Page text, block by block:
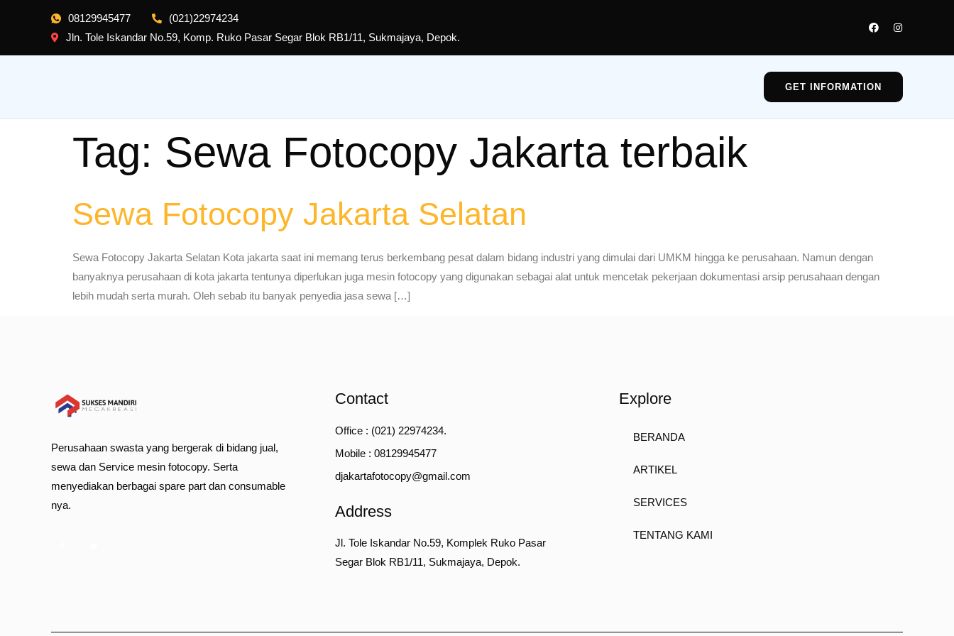
08129945477
(021)22974234
Jln. Tole Iskandar No.59, Komp. Ruko Pasar Segar Blok RB1/11, Sukmajaya, Depok.
GET INFORMATION
Tag: Sewa Fotocopy Jakarta terbaik
Sewa Fotocopy Jakarta Selatan
Sewa Fotocopy Jakarta Selatan Kota jakarta saat ini memang terus berkembang pesat dalam bidang industri yang dimulai dari UMKM hingga ke perusahaan. Namun dengan
banyaknya perusahaan di kota jakarta tentunya diperlukan juga mesin fotocopy yang digunakan sebagai alat untuk mencetak pekerjaan dokumentasi arsip perusahaan dengan
lebih mudah serta murah. Oleh sebab itu banyak penyedia jasa sewa […]
Perusahaan swasta yang bergerak di bidang jual,
sewa dan Service mesin fotocopy. Serta
menyediakan berbagai spare part dan consumable
nya.
Contact
Office : (021) 22974234.
Mobile : 08129945477
djakartafotocopy@gmail.com
Address
Jl. Tole Iskandar No.59, Komplek Ruko Pasar
Segar Blok RB1/11, Sukmajaya, Depok.
Explore
BERANDA
ARTIKEL
SERVICES
TENTANG KAMI